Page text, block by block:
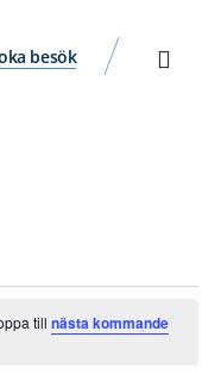
besök
tillnästa kommande